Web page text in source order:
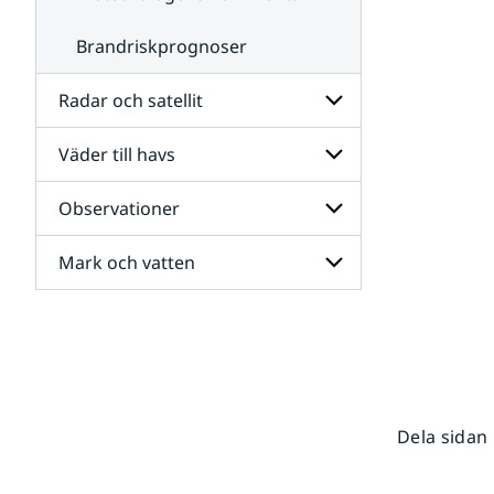
Brandriskprognoser
Radar och satellit
Undersidor
för
Radar
och
satellit
Väder till havs
Undersidor
för
Väder
till
havs
Observationer
Undersidor
för
Mark och vatten
Dela sidan